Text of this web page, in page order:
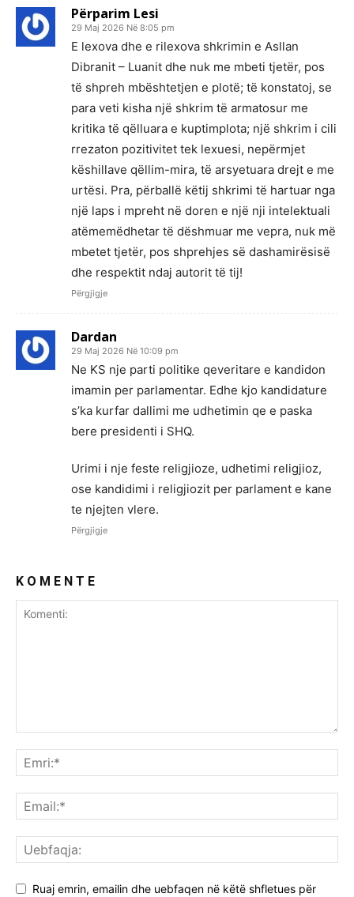
Përparim Lesi
29 Maj 2026 Në 8:05 pm
E lexova dhe e rilexova shkrimin e Asllan
Dibranit – Luanit dhe nuk me mbeti tjetër, pos
të shpreh mbështetjen e plotë; të konstatoj, se
para veti kisha një shkrim të armatosur me
kritika të qëlluara e kuptimplota; një shkrim i cili
rrezaton pozitivitet tek lexuesi, nepërmjet
këshillave qëllim-mira, të arsyetuara drejt e me
urtësi. Pra, përballë këtij shkrimi të hartuar nga
një laps i mpreht në doren e një nji intelektuali
atëmemëdhetar të dëshmuar me vepra, nuk më
mbetet tjetër, pos shprehjes së dashamirësisë
dhe respektit ndaj autorit të tij!
Përgjigje
Dardan
29 Maj 2026 Në 10:09 pm
Ne KS nje parti politike qeveritare e kandidon
imamin per parlamentar. Edhe kjo kandidature
s’ka kurfar dallimi me udhetimin qe e paska
bere presidenti i SHQ.
Urimi i nje feste religjioze, udhetimi religjioz,
ose kandidimi i religjiozit per parlament e kane
te njejten vlere.
Përgjigje
K O M E N T E
Ruaj emrin, emailin dhe uebfaqen në këtë shfletues për